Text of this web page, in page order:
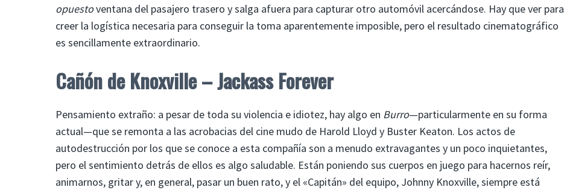
opuestoventana del pasajero trasero y salga afuera para capturar otro automóvil acercándose. Hay que ver para
creer la logística necesaria para conseguir la toma aparentemente imposible, pero el resultado cinematográfico
es sencillamente extraordinario.
Cañón de Knoxville – Jackass Forever
Pensamiento extraño: a pesar de toda su violencia e idiotez, hay algo en Burro—particularmente en su forma
actual—que se remonta a las acrobacias del cine mudo de Harold Lloyd y Buster Keaton. Los actos de
autodestrucción por los que se conoce a esta compañía son a menudo extravagantes y un poco inquietantes,
pero el sentimiento detrás de ellos es algo saludable. Están poniendo sus cuerpos en juego para hacernos reír,
animarnos, gritar y, en general, pasar un buen rato, y el «Capitán» del equipo, Johnny Knoxville, siempre está